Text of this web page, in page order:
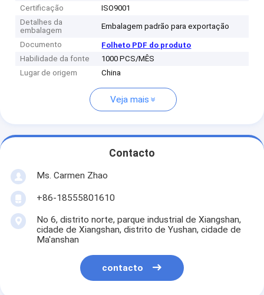
Certificação
ISO9001
Detalhes da
embalagem
Embalagem padrão para exportação
Documento
Folheto PDF do produto
Habilidade da fonte
1000 PCS/MÊS
Lugar de origem
China
Veja mais
Contacto
Ms. Carmen Zhao
+86-18555801610
No 6, distrito norte, parque industrial de Xiangshan,
cidade de Xiangshan, distrito de Yushan, cidade de
Ma'anshan
contacto